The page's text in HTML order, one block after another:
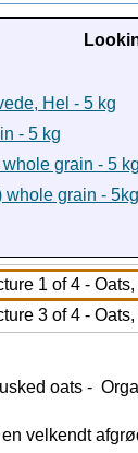
Hel - 5 kg
- 5 kg
grain - 5
whole grain - 5kg
oats -
velkendt